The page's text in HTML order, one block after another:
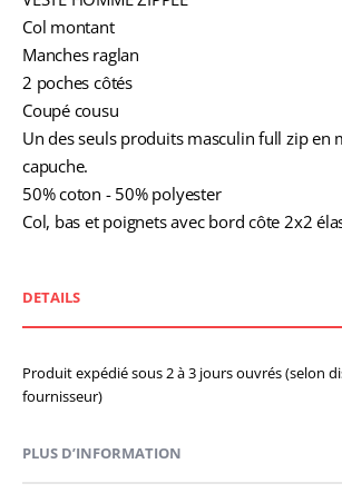
Col montant
Manches raglan
2 poches côtés
Coupé cousu
Un des seuls produits masculin full zip en
capuche.
50% coton - 50% polyester
Col, bas et poignets avec bord côte 2x2
DETAILS
Produit expédié sous 2 à 3 jours ouvrés (selon
fournisseur)
PLUS D’INFORMATION